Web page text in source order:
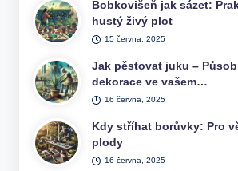
Bobkovišeň jak sázet:
hustý živý plot
15 června, 2025
Jak pěstovat juku –
dekorace ve vašem…
16 června, 2025
Kdy stříhat borůvky: Pro
plody
16 června, 2025